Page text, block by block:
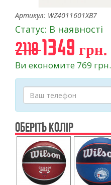
Артикул: WZ4011601XB7
Статус: В наявності
21181349 грн.
Ви економите 769 грн.
ОБЕРІТЬ КОЛІР